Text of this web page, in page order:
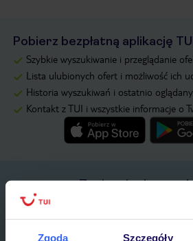
Zgoda Szczegóły
Pobierz bezpłatną aplikację TUI
Szybkie wyszukiwanie i przeglądanie
Lista ulubionych ofert i możliwość ich
Historia wyszukiwań i ostatnio
Kontakt z TUI i wszystkie informacje o
Zapisz się do
IMIĘ*